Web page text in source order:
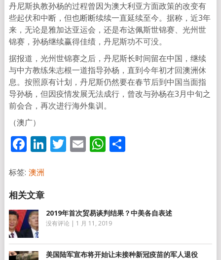
丹尼斯执教孙杨的过程曾因为澳大利亚方面政策的改变有
些起伏和中断，但也断断续续一直延续至今。据称，近3年
来，无论是雅加达亚运会，还是布达佩斯世锦赛、光州世
锦赛，孙杨继续赢得佳绩，丹尼斯功不可没。
据报道，光州世锦赛之后，丹尼斯长时间留在中国，继续
与中方教练朱志根一道指导孙杨，直到今年初才回澳洲休
息。按照原有计划，丹尼斯仍然要在春节后到中国当面指
导孙杨，但因疫情发展无法成行，曾改与孙杨在3月中旬之
前会合，再次进行海外集训。
（澳广）
Facebook
LinkedIn
Twitter
EmailWhatsApp
分
标签: 澳洲
2019年首次贸易谈判结果？中美各自表述
没有评论 | 1 月 11, 2019
美国陆军宣布将开始让未接种新冠疫苗的军人退役